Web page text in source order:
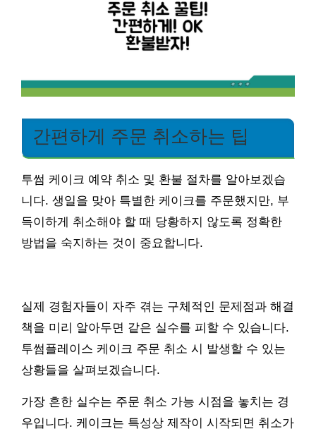
간편하게 주문 취소하는 팁
투썸 케이크 예약 취소 및 환불 절차를 알아보겠습
니다. 생일을 맞아 특별한 케이크를 주문했지만, 부
득이하게 취소해야 할 때 당황하지 않도록 정확한
방법을 숙지하는 것이 중요합니다.
실제 경험자들이 자주 겪는 구체적인 문제점과 해결
책을 미리 알아두면 같은 실수를 피할 수 있습니다.
투썸플레이스 케이크 주문 취소 시 발생할 수 있는
상황들을 살펴보겠습니다.
가장 흔한 실수는 주문 취소 가능 시점을 놓치는 경
우입니다. 케이크는 특성상 제작이 시작되면 취소가